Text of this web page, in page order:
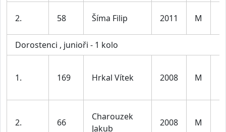
2. 58 Šíma Filip 2011 M
Dorostenci , junioři - 1 kolo
1. 169 Hrkal Vítek 2008 M
2. 66
Charouzek
Jakub
2008 M